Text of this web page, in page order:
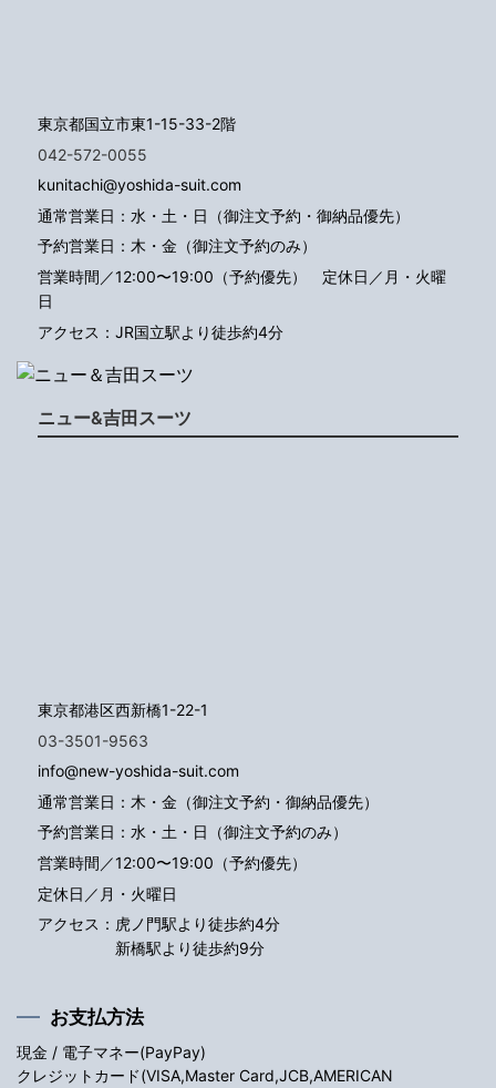
東京都国立市東1-15-33-2階
042-572-0055
kunitachi@yoshida-suit.com
通常営業日：水・土・日（御注文予約・御納品優先）
予約営業日：木・金（御注文予約のみ）
営業時間／12:00〜19:00（予約優先） 定休日／月・火曜
日
アクセス：JR国立駅より徒歩約4分
ニュー&吉田スーツ
東京都港区西新橋1-22-1
03-3501-9563
info@new-yoshida-suit.com
通常営業日：木・金（御注文予約・御納品優先）
予約営業日：水・土・日（御注文予約のみ）
営業時間／12:00〜19:00（予約優先）
定休日／月・火曜日
アクセス： 虎ノ門駅より徒歩約4分
新橋駅より徒歩約9分
お支払方法
現金 / 電子マネー(PayPay)
クレジットカード(VISA,Master Card,JCB,AMERICAN